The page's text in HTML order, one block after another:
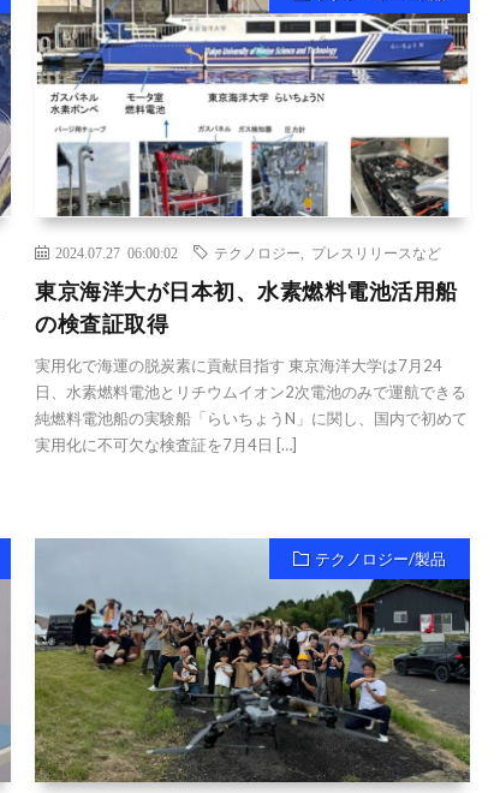
2024.07.27 06:00:02 テクノロジー プレスリリースなど
東京海洋大が日本初、水素燃料電池活用船
の検査証取得
実用化で海運の脱炭素に貢献目指す 東京海洋大学は7月24
日、水素燃料電池とリチウムイオン2次電池のみで運航できる
純燃料電池船の実験船「らいちょうN」に関し、国内で初めて
実用化に不可欠な検査証を7月4日 […]
テクノロジー/製品